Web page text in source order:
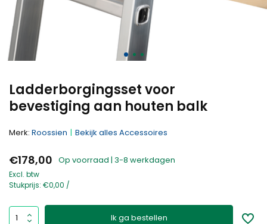
Ladderborgingsset voor
bevestiging aan houten balk
Merk: Roossien Bekijk alles Accessoires
€178,00 Op voorraad | 3-8 werkdagen
Excl. btw
Stukprijs: €0,00 /
Ik ga bestellen